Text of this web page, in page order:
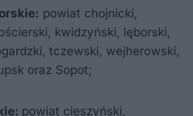
powiat chojnicki,
kwidzyński, lęborski,
tczewski, wejherowski,
oraz Sopot;
powiat cieszyński,